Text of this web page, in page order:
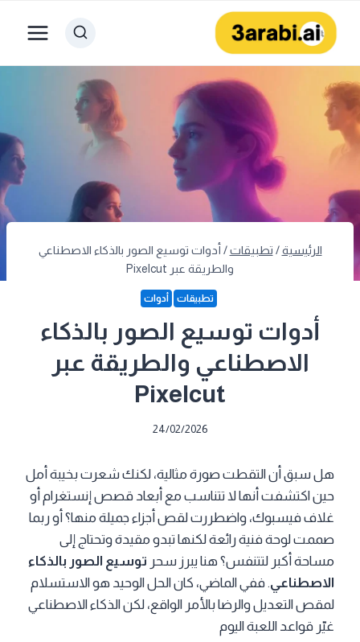
المحتوى
الرئيسية / تطبيقات / أدوات توسيع الصور بالذكاء الاصطناعي
والطريقة عبر Pixelcut
تطبيقات أدوات
أدوات توسيع الصور بالذكاء
الاصطناعي والطريقة عبر
Pixelcut
24/02/2026
هل سبق أن التقطت صورة مثالية، لكنك شعرت بخيبة أمل
حين اكتشفت أنها لا تتناسب مع أبعاد قصص إنستغرام أو
غلاف فيسبوك، واضطررت لقص أجزاء جميلة منها؟ أو ربما
صممت لوحة فنية رائعة لكنها تبدو مقيدة وتحتاج إلى
مساحة أكبر لتتنفس؟ هنا يبرز سحر توسيع الصور بالذكاء
الاصطناعي. ففي الماضي، كان الحل الوحيد هو الاستسلام
لمقص التعديل والرضا بالأمر الواقع، لكن الذكاء الاصطناعي
غيّر قواعد اللعبة اليوم